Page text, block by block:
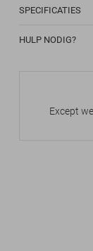
SPECIFICATIES
HULP NODIG?
Except